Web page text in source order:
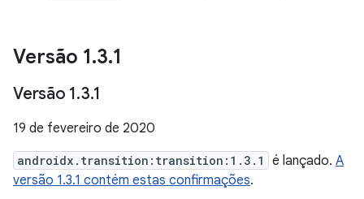
Versão 1.3.1
Versão 1.3.1
19 de fevereiro de 2020
androidx.transition:transition:1.3.1 é lançado. A
versão 1.3.1 contém estas confirmações.